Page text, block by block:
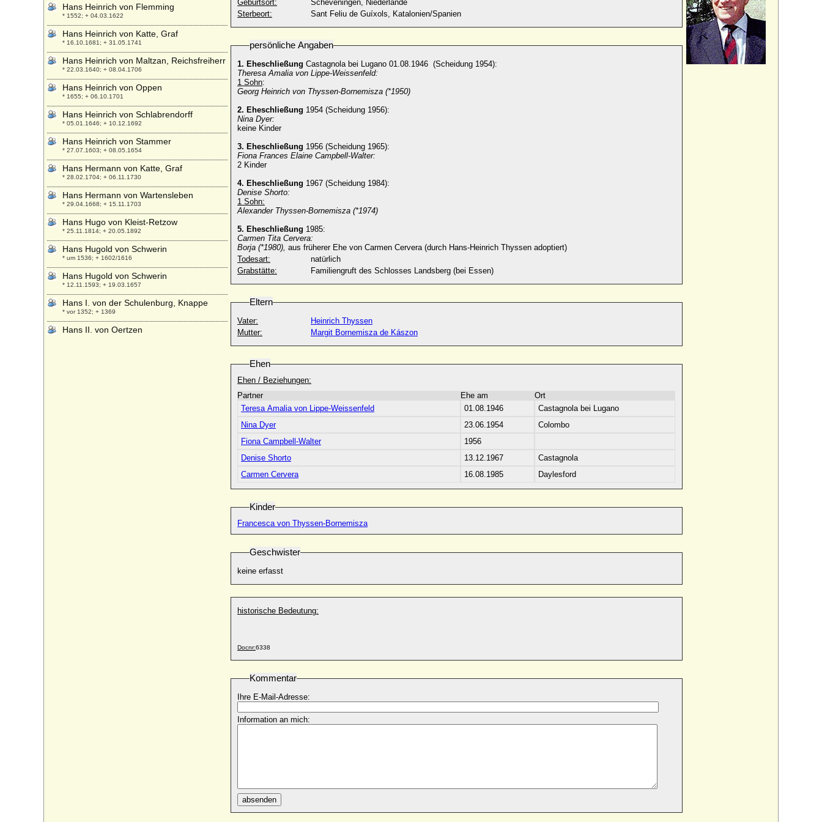
Geburtsort:
Scheveningen, Niederlande
Sterbeort:
Sant Feliu de Guíxols, Katalonien/Spanien
persönliche Angaben
1. Eheschließung Castagnola bei Lugano 01.08.1946 (Scheidung 1954):
Theresa Amalia von Lippe-Weissenfeld:
1 Sohn:
Georg Heinrich von Thyssen-Bornemisza (*1950)
2. Eheschließung 1954 (Scheidung 1956):
Nina Dyer:
keine Kinder
3. Eheschließung 1956 (Scheidung 1965):
Fiona Frances Elaine Campbell-Walter:
2 Kinder
4. Eheschließung 1967 (Scheidung 1984):
Denise Shorto:
1 Sohn:
Alexander Thyssen-Bornemisza (*1974)
5. Eheschließung 1985:
Carmen Tita Cervera:
Borja (*1980), aus früherer Ehe von Carmen Cervera (durch Hans-Heinrich Thyssen adoptiert)
Todesart:
natürlich
Grabstätte:
Familiengruft des Schlosses Landsberg (bei Essen)
Eltern
Vater:
Heinrich Thyssen
Mutter:
Margit Bornemisza de Kászon
Ehen
Ehen / Beziehungen:
Partner
Ehe am
Ort
Teresa Amalia von Lippe-Weissenfeld
01.08.1946
Castagnola bei Lugano
Nina Dyer
23.06.1954
Colombo
Fiona Campbell-Walter
1956
Denise Shorto
13.12.1967
Castagnola
Carmen Cervera
16.08.1985 Daylesford
Kinder
Francesca von Thyssen-Bornemisza
Geschwister
keine erfasst
historische Bedeutung:
Docnr:6338
Kommentar
Ihre E-Mail-Adresse:
Information an mich:
absenden
Hans Heinrich von Flemming
* 1552; + 04.03.1622
Hans Heinrich von Katte, Graf
* 16.10.1681; + 31.05.1741
Hans Heinrich von Maltzan, Reichsfreiherr
* 22.03.1640; + 08.04.1706
Hans Heinrich von Oppen
* 1655; + 06.10.1701
Hans Heinrich von Schlabrendorff
* 05.01.1646; + 10.12.1692
Hans Heinrich von Stammer
* 27.07.1603; + 08.05.1654
Hans Hermann von Katte, Graf
* 28.02.1704; + 06.11.1730
Hans Hermann von Wartensleben
* 29.04.1668; + 15.11.1703
Hans Hugo von Kleist-Retzow
* 25.11.1814; + 20.05.1892
Hans Hugold von Schwerin
* um 1536; + 1602/1616
Hans Hugold von Schwerin
* 12.11.1593; + 19.03.1657
Hans I. von der Schulenburg, Knappe
* vor 1352; + 1369
Hans II. von Oertzen